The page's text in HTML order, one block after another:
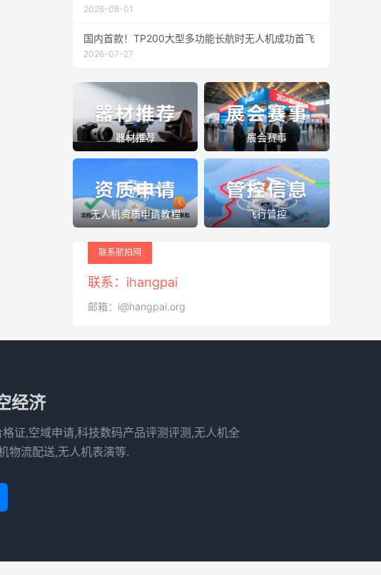
2026-08-01
国内首款！TP200大型多功能长航时无人机成功首飞
2026-07-27
器材推荐 展会赛事
无人机资质申请教程 飞行管控
联系航拍网
联系：ihangpai
邮箱：i@hangpai.org
经济
证,空域申请,科技数码产品评测评测,无人机全
物流配送,无人机表演等.